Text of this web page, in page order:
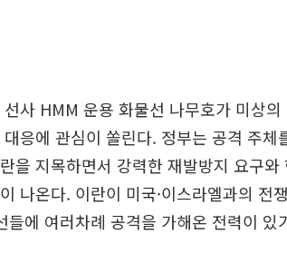
사 HMM 운용 화물선 나무호가 미상
응에 관심이 쏠린다. 정부는 공격 주체
을 지목하면서 강력한 재발방지 요구와
나온다. 이란이 미국·이스라엘과의 전
에 여러차례 공격을 가해온 전력이 있